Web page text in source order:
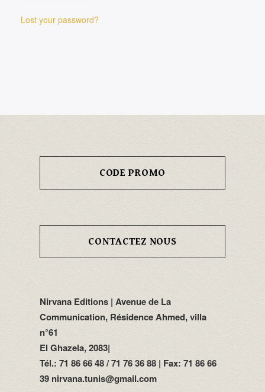
Lost your password?
CODE PROMO
CONTACTEZ NOUS
Nirvana Editions | Avenue de La
Communication, Résidence Ahmed, villa
n°61
El Ghazela, 2083|
Tél.: 71 86 66 48 / 71 76 36 88 | Fax: 71 86 66
39 nirvana.tunis@gmail.com